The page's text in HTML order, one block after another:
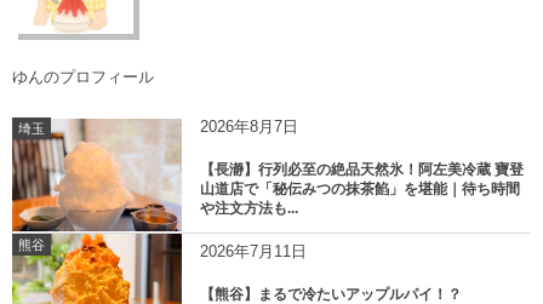
ゆんのプロフィール
埼玉 2026年8月7日
【長瀞】行列必至の絶品天然氷！阿左美冷蔵 寶登
山道店で「秘伝みつの抹茶餡」を堪能｜待ち時間
や注文方法も...
熊谷 2026年7月11日
【熊谷】まるで冷たいアップルパイ！？